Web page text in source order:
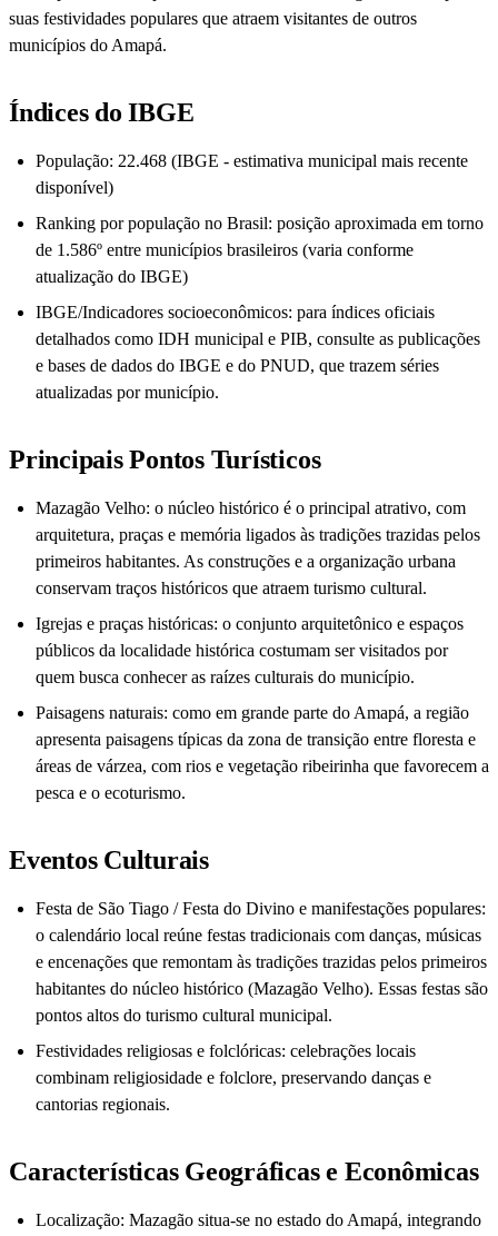
suas festividades populares que atraem visitantes de outros
municípios do Amapá.
Índices do IBGE
População: 22.468 (IBGE - estimativa municipal mais recente
disponível)
Ranking por população no Brasil: posição aproximada em torno
de 1.586º entre municípios brasileiros (varia conforme
atualização do IBGE)
IBGE/Indicadores socioeconômicos: para índices oficiais
detalhados como IDH municipal e PIB, consulte as publicações
e bases de dados do IBGE e do PNUD, que trazem séries
atualizadas por município.
Principais Pontos Turísticos
Mazagão Velho: o núcleo histórico é o principal atrativo, com
arquitetura, praças e memória ligados às tradições trazidas pelos
primeiros habitantes. As construções e a organização urbana
conservam traços históricos que atraem turismo cultural.
Igrejas e praças históricas: o conjunto arquitetônico e espaços
públicos da localidade histórica costumam ser visitados por
quem busca conhecer as raízes culturais do município.
Paisagens naturais: como em grande parte do Amapá, a região
apresenta paisagens típicas da zona de transição entre floresta e
áreas de várzea, com rios e vegetação ribeirinha que favorecem a
pesca e o ecoturismo.
Eventos Culturais
Festa de São Tiago / Festa do Divino e manifestações populares:
o calendário local reúne festas tradicionais com danças, músicas
e encenações que remontam às tradições trazidas pelos primeiros
habitantes do núcleo histórico (Mazagão Velho). Essas festas são
pontos altos do turismo cultural municipal.
Festividades religiosas e folclóricas: celebrações locais
combinam religiosidade e folclore, preservando danças e
cantorias regionais.
Características Geográficas e Econômicas
Localização: Mazagão situa-se no estado do Amapá, integrando